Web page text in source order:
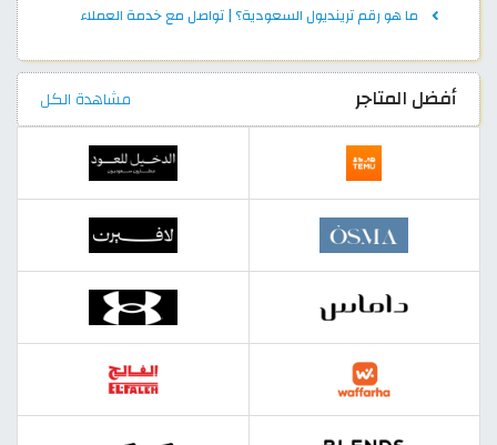
ما هو رقم ترينديول السعودية؟ | تواصل مع خدمة العملاء
أفضل المتاجر مشاهدة الكل